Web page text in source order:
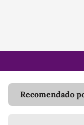
Recomendado